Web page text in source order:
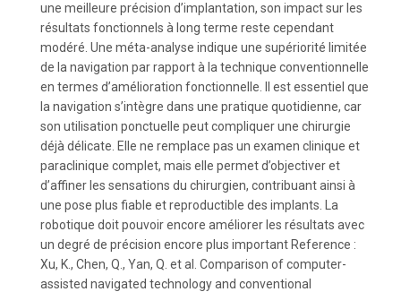
une meilleure précision d’implantation, son impact sur les
résultats fonctionnels à long terme reste cependant
modéré. Une méta-analyse indique une supériorité limitée
de la navigation par rapport à la technique conventionnelle
en termes d’amélioration fonctionnelle. Il est essentiel que
la navigation s’intègre dans une pratique quotidienne, car
son utilisation ponctuelle peut compliquer une chirurgie
déjà délicate. Elle ne remplace pas un examen clinique et
paraclinique complet, mais elle permet d’objectiver et
d’affiner les sensations du chirurgien, contribuant ainsi à
une pose plus fiable et reproductible des implants. La
robotique doit pouvoir encore améliorer les résultats avec
un degré de précision encore plus important Reference :
Xu, K., Chen, Q., Yan, Q. et al. Comparison of computer-
assisted navigated technology and conventional